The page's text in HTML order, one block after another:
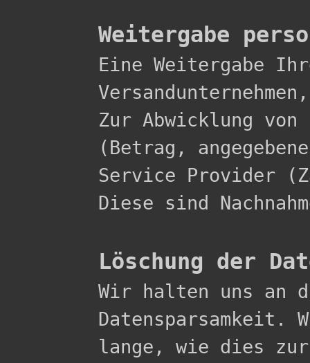
Weitergabe
Eine Weitergabe
Zur Abwicklung von
(Betrag,
Service Provider
Diese sind
Löschung der
Wir halten uns an
Datensparsamkeit.
lange, wie dies